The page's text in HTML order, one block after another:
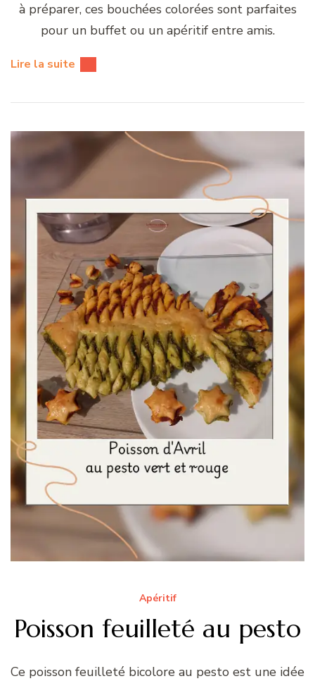
à préparer, ces bouchées colorées sont parfaites
pour un buffet ou un apéritif entre amis.
Lire la suite
Apéritif
Poisson feuilleté au pesto
Ce poisson feuilleté bicolore au pesto est une idée